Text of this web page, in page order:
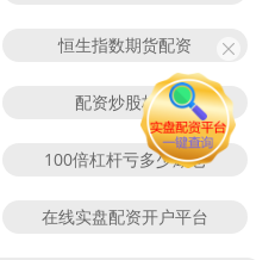
恒生指数期货配资
配资炒股杠杆
100倍杠杆亏多少爆仓
在线实盘配资开户平台